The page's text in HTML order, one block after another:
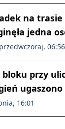
na trasie
jedna
przedwczoraj, 06:56
bloku przy
16:01